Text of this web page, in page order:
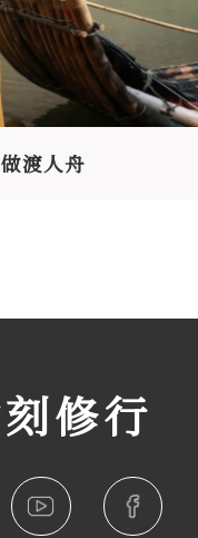
渡人舟
修行